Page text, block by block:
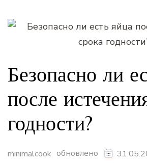
Безопасно ли
после
годности?
minimalcook обновлено